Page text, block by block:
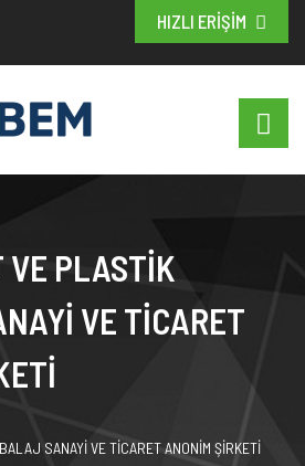
HIZLI ERİŞİM
VE PLASTİK
VE TİCARET
SANAYİ VE TİCARET ANONİM ŞİRKETİ